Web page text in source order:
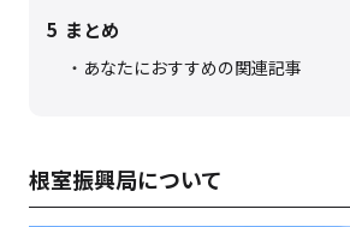
5 まとめ
あなたにおすすめの関連記事
根室振興局について